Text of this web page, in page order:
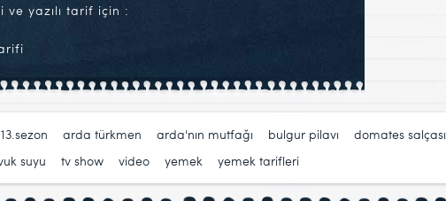
ve yazılı tarif için :
13.sezon arda türkmen arda'nın mutfağı bulgur pilavı domates salçası
suyu tv show video yemek yemek tarifleri